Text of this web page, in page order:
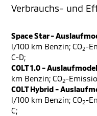
Verbrauchs- und
Space Star -
l/100 km Benzin; CO2-
C-D;
COLT 1.0 -
km Benzin; CO2-
COLT Hybrid -
l/100 km Benzin; CO2-
C;